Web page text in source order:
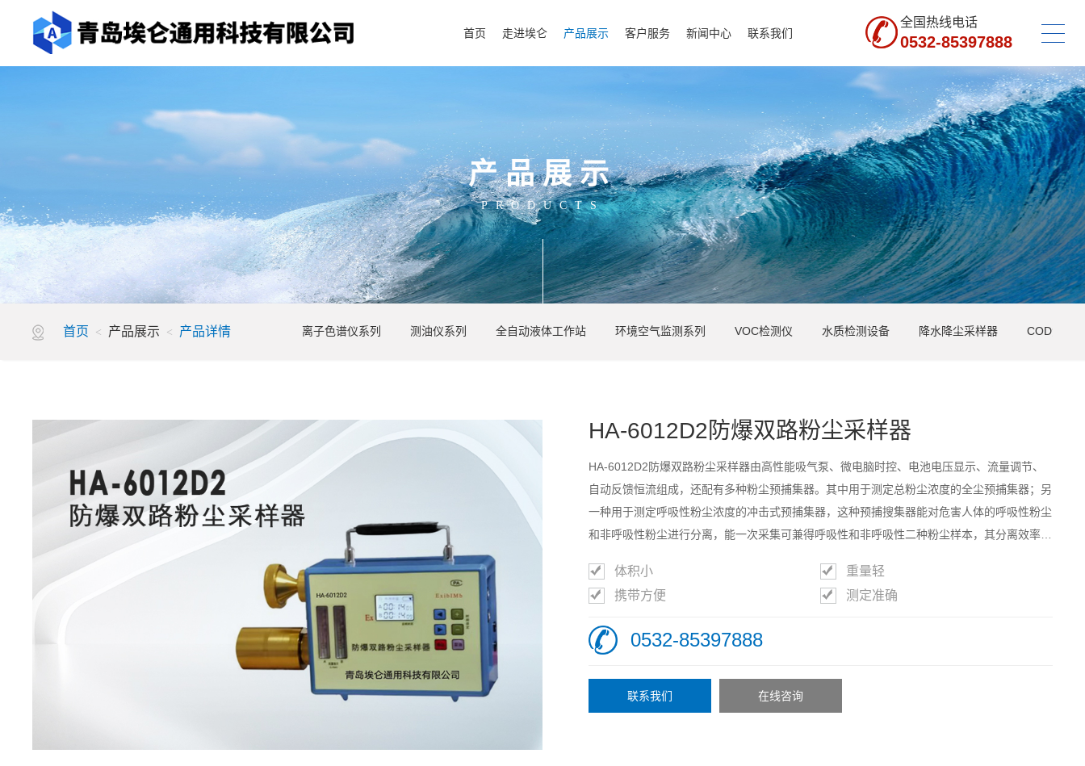
全国热线电话
0532-85397888
首页 走进埃仑 产品展示 客户服务 新闻中心 联系我们
走进埃仑
公司简介
企业文化
荣誉资质
发展历程
产品展示
离子色谱仪系列
测油仪系列
全自动液体工作站
环境空气监测系列
水质检测设备
仪
耗材及配件
电感耦合等离子体发射光
电感耦合等离子体质谱仪
客户服务
应用解决方案
视频指导
成功案例
技术支持
售后服务
新闻中心
企业新闻
埃仑公告
产品动态
行业速递
网上商城 联系我们
联系方式
在线留言
人才招聘
销售电话:0532-85397888、0532-67705666
产品展示
PRODUCTS
离子色谱仪系列 测油仪系列 全自动液体工作站 环境空气监测系列 VOC检测仪 水质检测设备 降水降尘采样器 COD测定/
首页 < 产品展示 < 产品详情
HA-6012D2防爆双路粉尘采样器
HA-6012D2防爆双路粉尘采样器由高性能吸气泵、微电脑时控、电池电压显示、流量调节、
自动反馈恒流组成，还配有多种粉尘预捕集器。其中用于测定总粉尘浓度的全尘预捕集器；另
一种用于测定呼吸性粉尘浓度的冲击式预捕集器，这种预捕搜集器能对危害人体的呼吸性粉尘
和非呼吸性粉尘进行分离，能一次采集可兼得呼吸性和非呼吸性二种粉尘样本，其分离效率达
准确、流量稳定、操作简便。
体积小
重量轻
携带方便
测定准确
0532-85397888
联系我们 在线咨询